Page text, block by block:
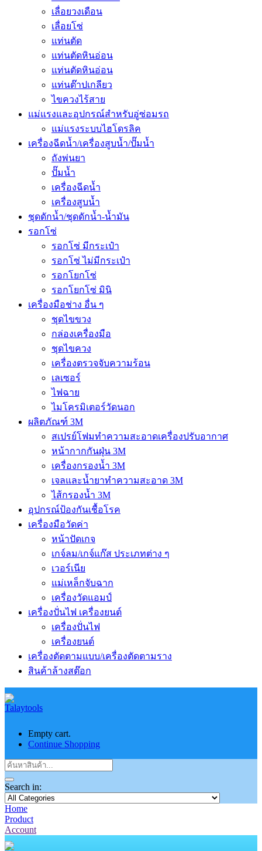
เลื่อยวงเดือน
เลื่อยโซ่
แท่นตัด
แท่นตัดหินอ่อน
แท่นตัดหินอ่อน
แท่นต๊าปเกลียว
ไขควงไร้สาย
แม่แรงและอุปกรณ์สำหรับอู่ซ่อมรถ
แม่แรงระบบไฮโดรลิค
เครื่องฉีดน้ำ/เครื่องสูบน้ำ/ปั๊มน้ำ
ถังพ่นยา
ปั๊มน้ำ
เครื่องฉีดน้ำ
เครื่องสูบน้ำ
ชุดดักน้ำ/ชุดดักน้ำ-น้ำมัน
รอกโซ่
รอกโซ่ มีกระเป๋า
รอกโซ่ ไม่มีกระเป๋า
รอกโยกโซ่
รอกโยกโซ่ มินิ
เครื่องมือช่าง อื่น ๆ
ชุดไขขวง
กล่องเครื่องมือ
ชุดไขควง
เครื่องตรวจจับความร้อน
เลเซอร์
ไฟฉาย
ไมโครมิเตอร์วัดนอก
ผลิตภัณฑ์ 3M
สเปรย์โฟมทำความสะอาดเครื่องปรับอากาศ
หน้ากากกันฝุ่น 3M
เครื่องกรองน้ำ 3M
เจลและน้ำยาทำความสะอาด 3M
ไส้กรองน้ำ 3M
อุปกรณ์ป้องกันเชื้อโรค
เครื่องมือวัดค่า
หน้าปัดเกจ
เกจ์ลม/เกจ์แก๊ส ประเภทต่าง ๆ
เวอร์เนีย
แม่เหล็กจับฉาก
เครื่องวัดแอมป์
เครื่องปั่นไฟ เครื่องยนต์
เครื่องปั่นไฟ
เครื่องยนต์
เครื่องตัดตามแบบ/เครื่องตัดตามราง
สินค้าล้างสต๊อก
Empty cart.
Continue Shopping
Search in:
Home
Product
Account